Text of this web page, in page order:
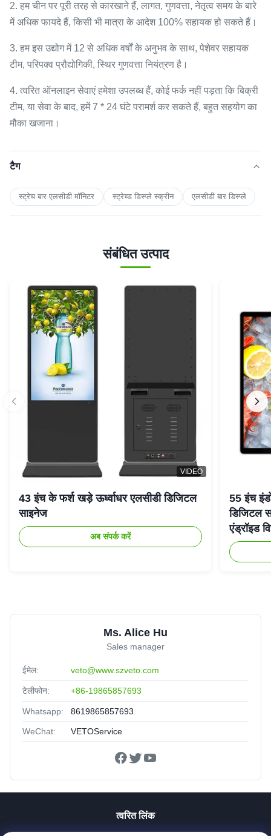
2. हम चीन पर पूरी तरह से कारखाने हैं, लागत, गुणवत्ता, नेतृत्व समय के बारे
में अधिक फायदे हैं, किसी भी मात्रा के आदेश 100% सहायक हो सकते हैं।
3. हम इस उद्योग में 12 से अधिक वर्षों के अनुभव के साथ, पेशेवर सहायक
टीम, परिपक्व प्रौद्योगिकी, स्थिर गुणवत्ता नियंत्रण है।
4. त्वरित ऑनलाइन सेवाएं हमेशा उपलब्ध हैं, कोई फर्क नहीं पड़ता कि बिक्री
टीम, या सेवा के बाद, हमें 7 * 24 घंटे परामर्श कर सकते हैं, बहुत सहयोग का
मौका खजाना।
टैग
स्ट्रेच बार एलसीडी मॉनिटर स्ट्रेच्ड डिस्प्ले स्क्रीन एलसीडी बार डिस्प्ले
संबंधित उत्पाद
VIDEO
43 इंच के फर्श खड़े ऊर्ध्वाधर एलसीडी डिजिटल
साइनेज
अब संपर्क करें
55 इंच
डिजिटल
एंड्रॉइड
Ms. Alice Hu
Sales manager
ईमेल: veto@www.szveto.com
टेलीफोन: +86-19865857693
Whatsapp: 8619865857693
WeChat: VETOService
त्वरित लिंक